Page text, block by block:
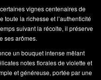
vignes centenaires de
toute la richesse et l’authenticité
suivant la récolte, il préserve
ses arômes.
un bouquet intense mêlant
notes florales de violette et
et généreuse, portée par une